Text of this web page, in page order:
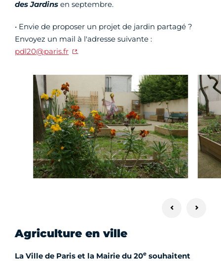
des Jardins en septembre.
• Envie de proposer un projet de jardin partagé ?
Envoyez un mail à l'adresse suivante :
pdl20@paris.fr
.
Agriculture en ville
La Ville de Paris et la Mairie du 20e souhaitent